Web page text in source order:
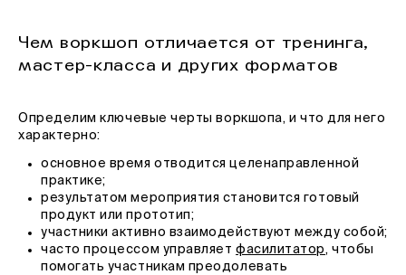
Чем воркшоп отличается от тренинга,
мастер-класса и других форматов
Определим ключевые черты воркшопа, и что для него
характерно:
основное время отводится целенаправленной
практике;
результатом мероприятия становится готовый
продукт или прототип;
участники активно взаимодействуют между собой;
часто процессом управляетфасилитатор, чтобы
помогать участникам преодолевать